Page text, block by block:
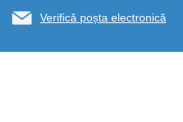
Verifică poșta electronică